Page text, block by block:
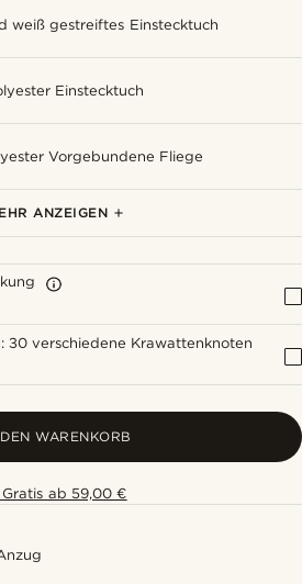
weiß gestreiftes Einstecktuch
Einstecktuch
Vorgebundene Fliege
Krawatte
Blatt-Reversnadel
ANZEIGEN
30 verschiedene Krawattenknoten
WARENKORB
ab 59,00 €